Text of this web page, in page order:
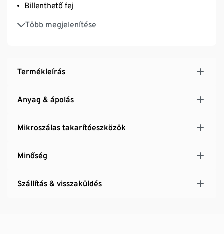
Billenthető fej
Több megjelenítése
A mikroszálas huzatok moshatók
Termékleírás
Anyag & ápolás
Mikroszálas takarítóeszközök
Minőség
Szállítás & visszaküldés